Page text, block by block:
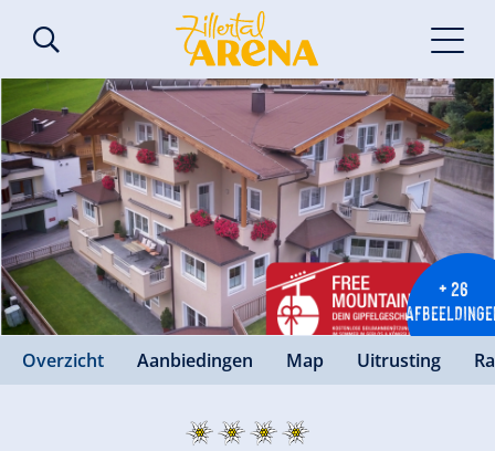
+ 26
Overzicht Aanbiedingen Map Uitrusting